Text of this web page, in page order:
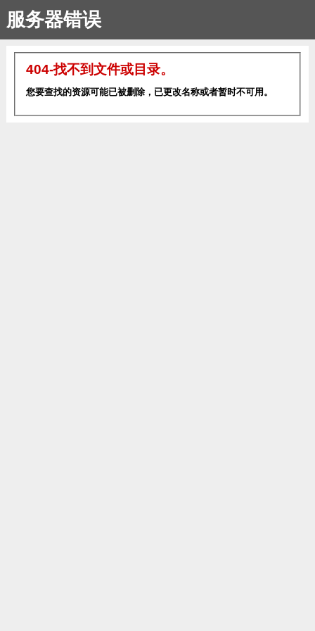
服务器错误
404-找不到文件或目录。
您要查找的资源可能已被删除，已更改名称或者暂时不可用。